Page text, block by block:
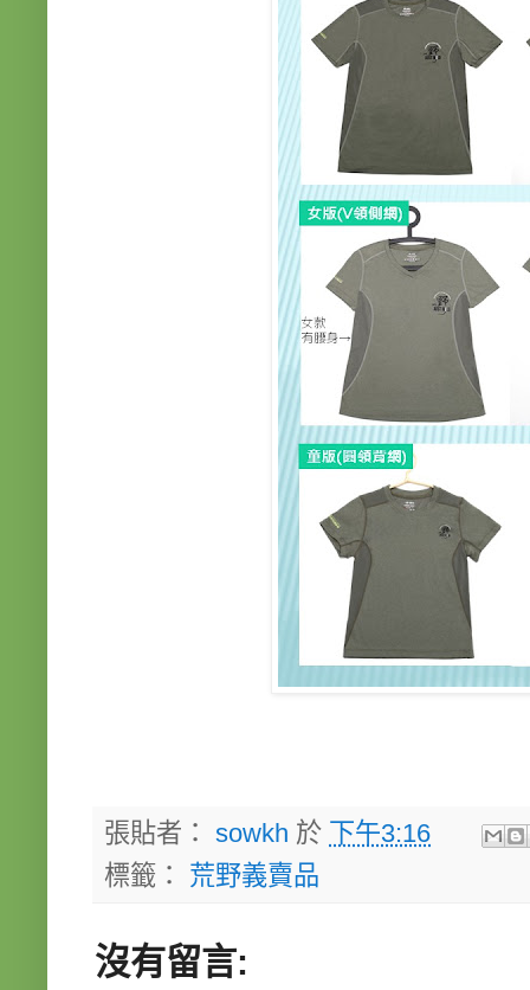
張貼者： sowkh 於 下午3:16
標籤： 荒野義賣品
沒有留言: